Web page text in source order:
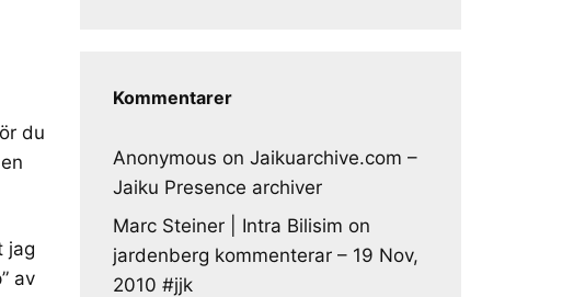
du
jag
” av
Kommentarer
Anonymous on Jaikuarchive.com –
Jaiku Presence archiver
Marc Steiner | Intra Bilisim on
jardenberg kommenterar – 19 Nov,
2010 #jjk